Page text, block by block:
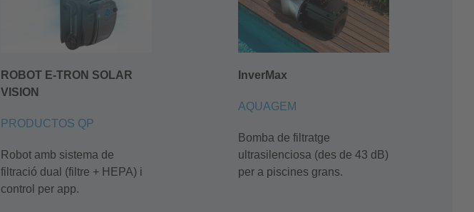
ROBOT E-TRON SOLAR
VISION
PRODUCTOS QP
Robot amb sistema de
filtració dual (filtre + HEPA) i
control per app.
InverMax
AQUAGEM
Bomba de filtratge
ultrasilenciosa (des de 43 dB)
per a piscines grans.